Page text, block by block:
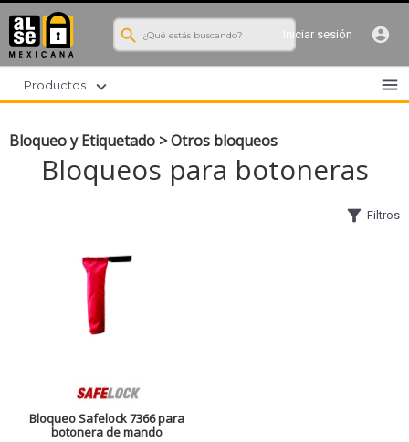
search Iniciar sesión account_circle
menu
Productos expand_more
Bloqueo y Etiquetado >Otros bloqueos
Bloqueos para botoneras
filter_alt Filtros
Bloqueo Safelock 7366 para
botonera de mando